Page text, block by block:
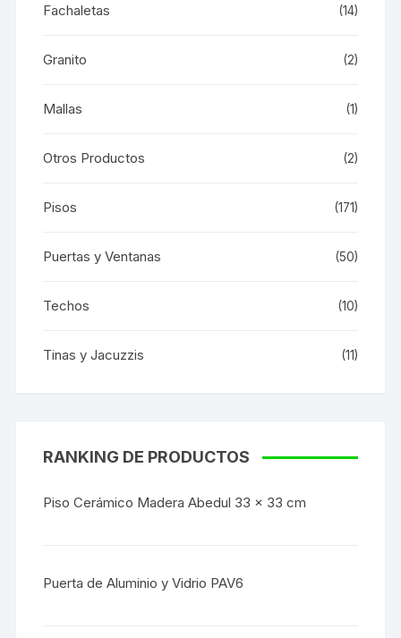
Fachaletas (14)
Granito (2)
Mallas (1)
Otros Productos (2)
Pisos (171)
Puertas y Ventanas (50)
Techos (10)
Tinas y Jacuzzis (11)
RANKING DE PRODUCTOS
Piso Cerámico Madera Abedul 33 x 33 cm
Puerta de Aluminio y Vidrio PAV6